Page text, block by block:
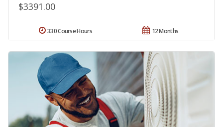
$3391.00
12 Months
330 Course Hours